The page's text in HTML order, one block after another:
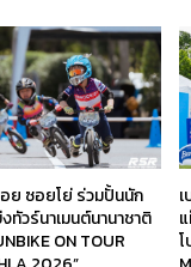
ย ซอยโย่ ร่วมปั้นนัก
ทัวร์นาเมนต์นานาชาติ
ON TOUR